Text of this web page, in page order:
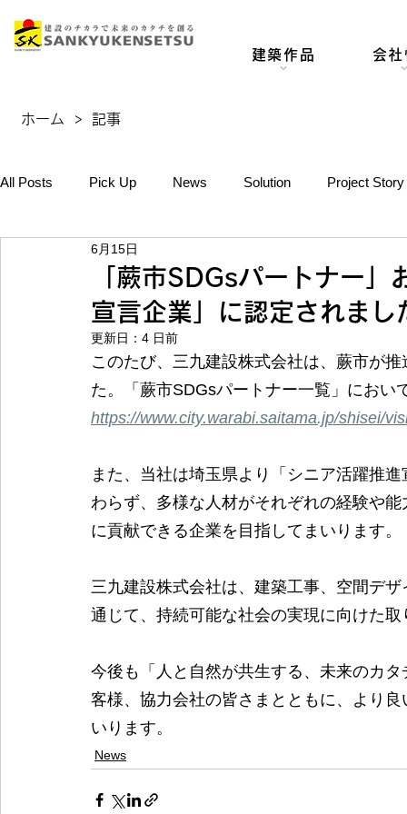
建築作品 会
ホーム > 記事
All Posts Pick Up News Solution Project Story
「蕨市SDGsパートナー
宣言企業」に認定されまし
6月15日
更新日： 4 日前
このたび、三九建設株式会社は、蕨市が
た。「蕨市SDGsパートナー一覧」におい
https://www.city.warabi.saitama.jp/shisei/
また、当社は埼玉県より「シニア活躍推
わらず、多様な人材がそれぞれの経験や
に貢献できる企業を目指してまいります。
三九建設株式会社は、建築工事、空間デ
通じて、持続可能な社会の実現に向けた
今後も「人と自然が共生する、未来のカ
客様、協力会社の皆さまとともに、より
いります。
News